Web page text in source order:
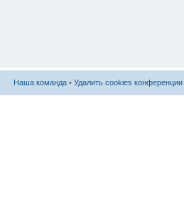
Наша команда • Удалить cookies конференции